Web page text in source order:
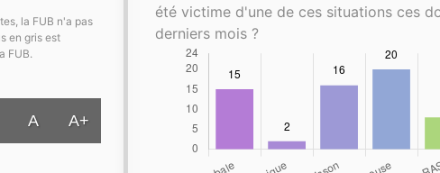
la FUB n'a pas
en gris est
FUB.
A A+
été victime d'une de ces situations ces
derniers mois ?